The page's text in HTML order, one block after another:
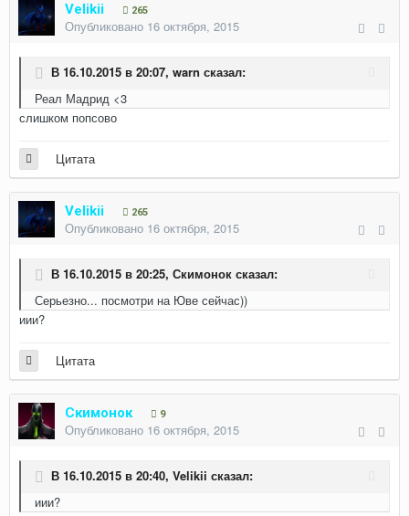
Velikii 265
Опубликовано 16 октября, 2015
В 16.10.2015 в 20:07, warn сказал:
Реал Мадрид <3
слишком попсово
Цитата
Velikii 265
Опубликовано 16 октября, 2015
В 16.10.2015 в 20:25, Скимонок сказал:
Серьезно... посмотри на Юве сейчас))
иии?
Цитата
Скимонок 9
Опубликовано 16 октября, 2015
В 16.10.2015 в 20:40, Velikii сказал:
иии?